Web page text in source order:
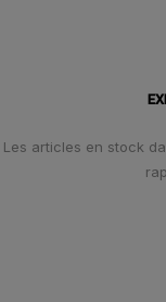
Les articles en stock